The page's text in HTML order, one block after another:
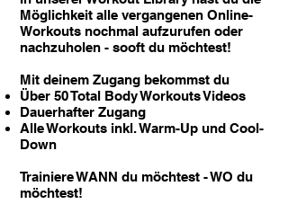
Möglichkeit alle vergangenen Online-
Workouts nochmal aufzurufen oder
nachzuholen - sooft du möchtest!
Mit deinem Zugang bekommst du
Über 50 Total Body Workouts Videos
Dauerhafter Zugang
Alle Workouts inkl. Warm-Up und Cool-
Down
Trainiere WANN du möchtest - WO du
möchtest!